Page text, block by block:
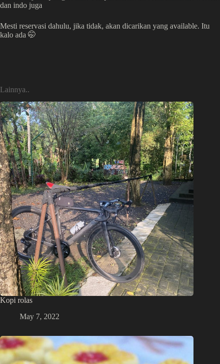
dan indo juga
Mesti reservasi dahulu, jika tidak, akan dicarikan yang available. Itu
kalo ada 🤭
Lainnya..
Kopi rolas
May 7, 2022